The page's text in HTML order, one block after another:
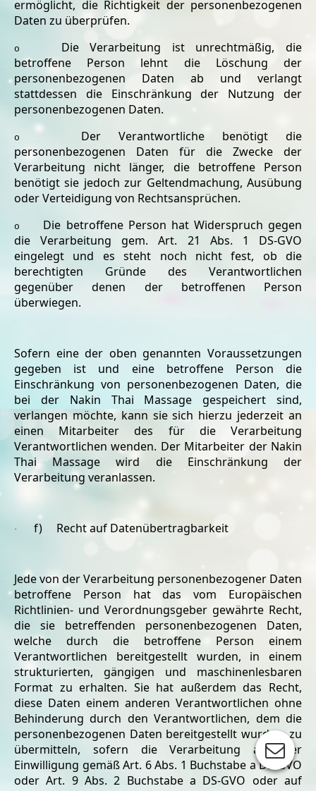
ermöglicht, die Richtigkeit der personenbezogenen
Daten zu überprüfen.
o Die Verarbeitung ist unrechtmäßig, die
betroffene Person lehnt die Löschung der
personenbezogenen Daten ab und verlangt
stattdessen die Einschränkung der Nutzung der
personenbezogenen Daten.
o Der Verantwortliche benötigt die
personenbezogenen Daten für die Zwecke der
Verarbeitung nicht länger, die betroffene Person
benötigt sie jedoch zur Geltendmachung, Ausübung
oder Verteidigung von Rechtsansprüchen.
o Die betroffene Person hat Widerspruch gegen
die Verarbeitung gem. Art. 21 Abs. 1 DS-GVO
eingelegt und es steht noch nicht fest, ob die
berechtigten Gründe des Verantwortlichen
gegenüber denen der betroffenen Person
überwiegen.
Sofern eine der oben genannten Voraussetzungen
gegeben ist und eine betroffene Person die
Einschränkung von personenbezogenen Daten, die
bei der Nakin Thai Massage gespeichert sind,
verlangen möchte, kann sie sich hierzu jederzeit an
einen Mitarbeiter des für die Verarbeitung
Verantwortlichen wenden. Der Mitarbeiter der Nakin
Thai Massage wird die Einschränkung der
Verarbeitung veranlassen.
· f) Recht auf Datenübertragbarkeit
Jede von der Verarbeitung personenbezogener Daten
betroffene Person hat das vom Europäischen
Richtlinien- und Verordnungsgeber gewährte Recht,
die sie betreffenden personenbezogenen Daten,
welche durch die betroffene Person einem
Verantwortlichen bereitgestellt wurden, in einem
strukturierten, gängigen und maschinenlesbaren
Format zu erhalten. Sie hat außerdem das Recht,
diese Daten einem anderen Verantwortlichen ohne
Behinderung durch den Verantwortlichen, dem die
personenbezogenen Daten bereitgestellt wurden, zu
übermitteln, sofern die Verarbeitung auf der
Einwilligung gemäß Art. 6 Abs. 1 Buchstabe a DS-GVO
oder Art. 9 Abs. 2 Buchstabe a DS-GVO oder auf